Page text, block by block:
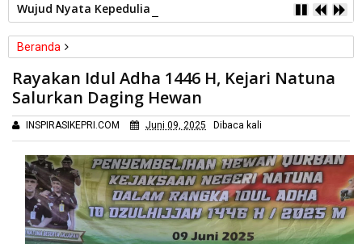
Wujud Nyata Kepedulian TNI kepada Masyarakat, Satgas
Beranda
Rayakan Idul Adha 1446 H, Kejari Natuna Salurkan Daging
Rayakan Idul Adha 1446 H, Kejari Natuna
Salurkan Daging Hewan
INSPIRASIKEPRI.COM Juni 09, 2025 Dibaca kali